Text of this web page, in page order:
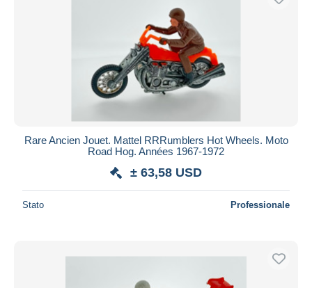
Rare Ancien Jouet. Mattel RRRumblers Hot Wheels. Moto
Road Hog. Années 1967-1972
± 63,58 USD
Stato Professionale